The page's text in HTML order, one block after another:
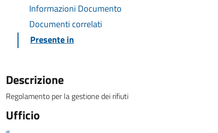
Informazioni Documento
Documenti correlati
Presente in
Descrizione
Regolamento per la gestione dei rifiuti
Ufficio